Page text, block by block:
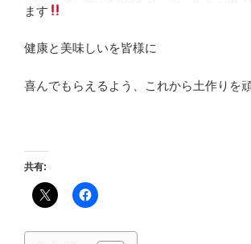
ます
健康と美味しいを皆様に
喜んでもらえるよう、これから土作りを
共有: